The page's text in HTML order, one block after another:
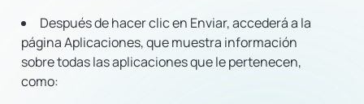
Después de hacer clic en Enviar, accederá a la
página Aplicaciones, que muestra información
sobre todas las aplicaciones que le pertenecen,
como: